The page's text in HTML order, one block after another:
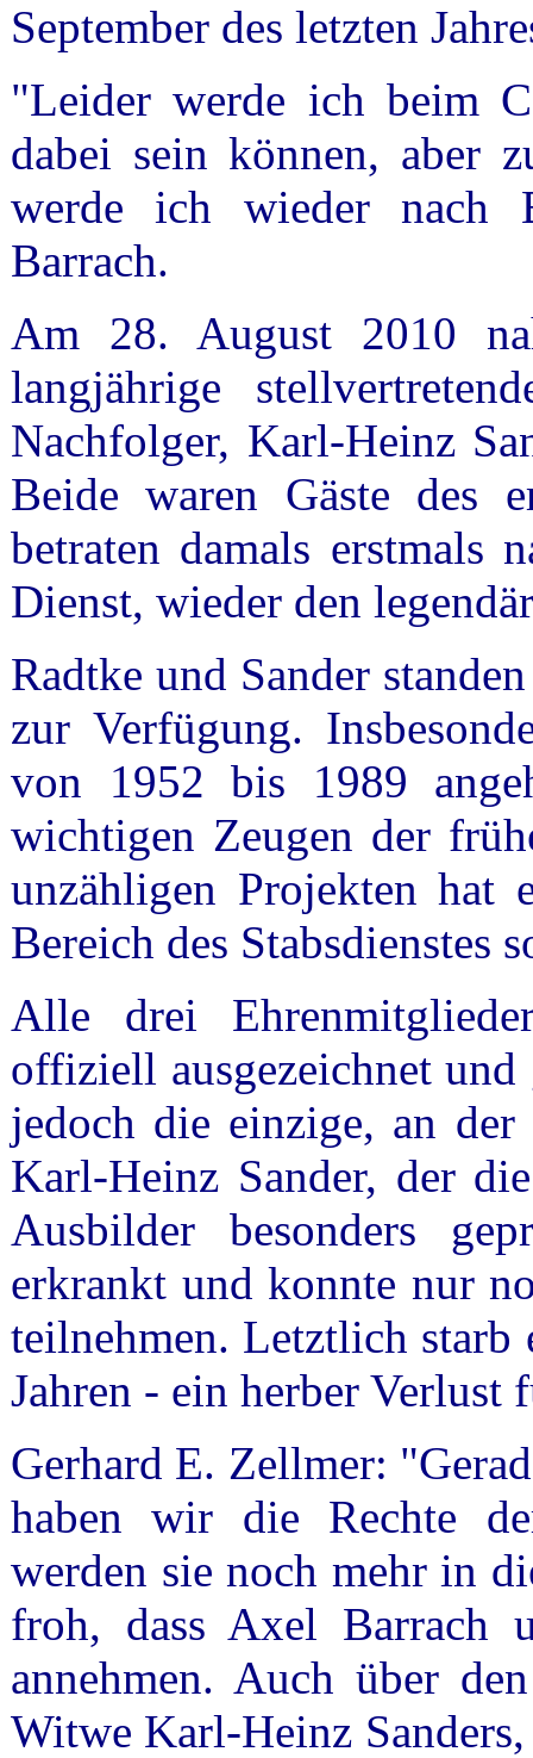
September des letzten
"Leider werde ich beim
dabei sein können, aber
werde ich wieder nach
Barrach.
Am 28. August 2010
langjährige
Nachfolger, Karl-Heinz
Beide waren Gäste des
betraten damals erstmals
Dienst, wieder den
Radtke und Sander
zur Verfügung.
von 1952 bis 1989
wichtigen Zeugen der
unzähligen Projekten
Bereich des Stabsdienstes
Alle drei
offiziell ausgezeichnet
jedoch die einzige, an
Karl-Heinz Sander, der
Ausbilder besonders
erkrankt und konnte nur
teilnehmen. Letztlich
Jahren - ein herber Verlust
Gerhard E. Zellmer:
haben wir die Rechte
werden sie noch mehr in
froh, dass Axel Barrach
annehmen. Auch über
Witwe Karl-Heinz